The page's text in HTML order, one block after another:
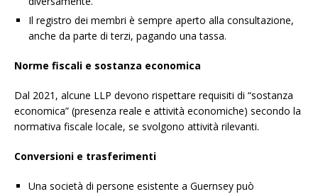
Il registro dei membri è sempre aperto alla consultazione,
anche da parte di terzi, pagando una tassa.
Norme fiscali e sostanza economica
Dal 2021, alcune LLP devono rispettare requisiti di “sostanza
economica” (presenza reale e attività economiche) secondo la
normativa fiscale locale, se svolgono attività rilevanti.
Conversioni e trasferimenti
Una società di persone esistente a Guernsey può